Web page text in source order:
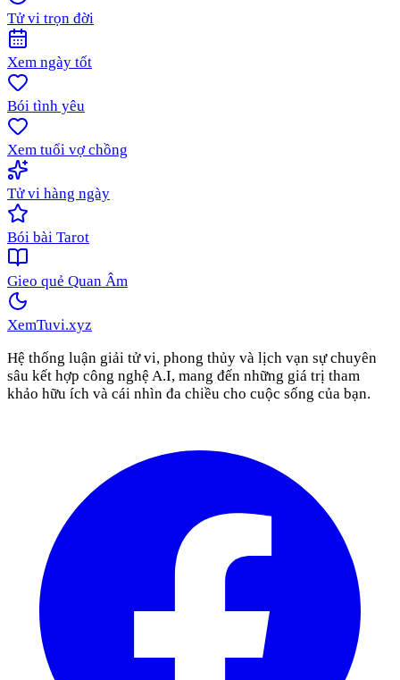
Tử vi trọn đời
Xem ngày tốt
Bói tình yêu
Xem tuổi vợ chồng
Tử vi hàng ngày
Bói bài Tarot
Gieo quẻ Quan Âm
XemTuvi.xyz
Hệ thống luận giải tử vi, phong thủy và lịch vạn sự chuyên
sâu kết hợp công nghệ A.I, mang đến những giá trị tham
khảo hữu ích và cái nhìn đa chiều cho cuộc sống của bạn.